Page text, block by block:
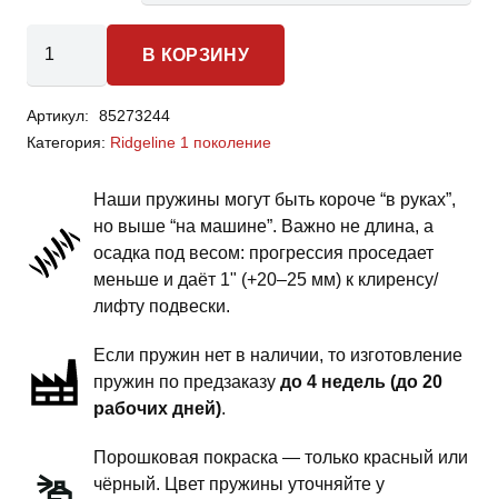
товара
Ridgeline
1
пружины
задней
дюйм
комфорт
В КОРЗИНУ
Артикул:
85273244
Категория: Ridgeline 1 поколение
Наши пружины могут быть короче “в руках”,
но выше “на машине”. Важно не длина, а
осадка под весом: прогрессия проседает
меньше и даёт 1" (+20–25 мм) к клиренсу/
лифту подвески.
Если пружин нет в наличии, то изготовление
пружин по предзаказу до 4 недель (до 20
рабочих дней).
Порошковая покраска — только красный или
чёрный. Цвет пружины уточняйте у